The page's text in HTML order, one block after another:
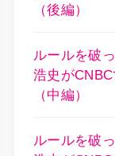
（後編）
ルールを破
浩史が
（中編）
ルールを破